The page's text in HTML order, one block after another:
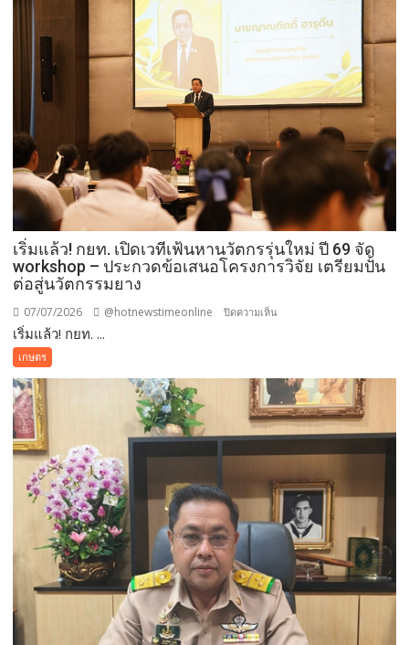
ข้าม
พรมแดน(Cross-
e-
Commerce)
สมาคม
ส่ง
อาเซียน
ผนึก
เอฟเค
อรั่ม
พลิก
โอ
เอ
ส
เอ็
มอี.ไทย
ตลาด
โลก31
ก.ค.นี้
เริ่มแล้ว! กยท. เปิดเวทีเฟ้นหานวัตกรรุ่นใหม่ ปี 69 จัด
workshop – ประกวดข้อเสนอโครงการวิจัย เตรียมปั้น
ต่อสู่นวัตกรรมยาง
07/07/2026 @hotnewstimeonline ปิดความเห็น
เปิด
เวที
เฟ้น
หาน
กร
รุ่น
ใหม่
จัด
workshop
–
เริ่มแล้ว! กยท. ...
เกษตร